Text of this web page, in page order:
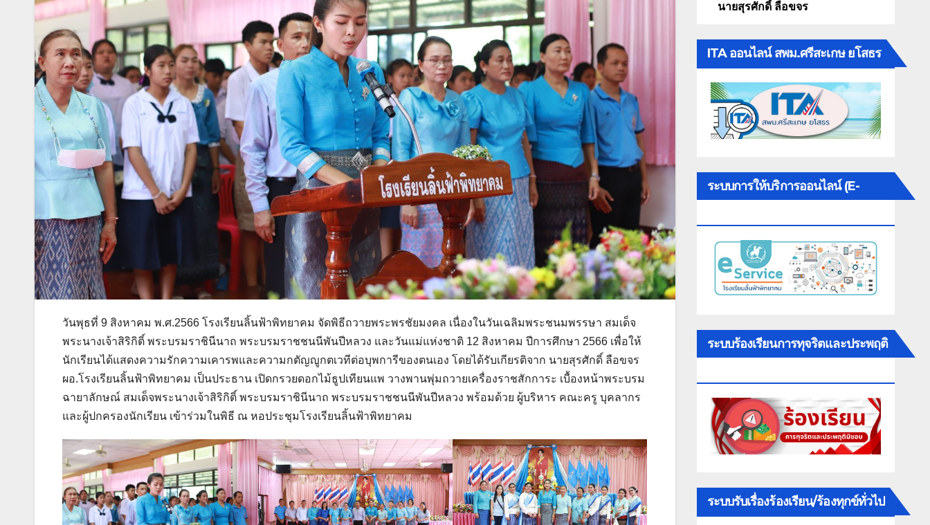
วันพุธที่ 9 สิงหาคม พ.ศ.2566 โรงเรียนลิ้นฟ้าพิทยาคม จัดพิธีถวายพระพรชัยมงคล เนื่องในวันเฉลิมพระชนมพรรษา สมเด็จ
พระนางเจ้าสิริกิติ์ พระบรมราชินีนาถ พระบรมราชชนนีพันปีหลวง และวันแม่แห่งชาติ 12 สิงหาคม ปีการศึกษา 2566 เพื่อให้
นักเรียนได้แสดงความรักความเคารพและความกตัญญูกตเวทีต่อบุพการีของตนเอง โดยได้รับเกียรติจาก นายสุรศักดิ์ ลือขจร
ผอ.โรงเรียนลิ้นฟ้าพิทยาคม เป็นประธาน เปิดกรวยดอกไม้ธูปเทียนแพ วางพานพุ่มถวายเครื่องราชสักการะ เบื้องหน้าพระบรม
ฉายาลักษณ์ สมเด็จพระนางเจ้าสิริกิติ์ พระบรมราชินีนาถ พระบรมราชชนนีพันปีหลวง พร้อมด้วย ผู้บริหาร คณะครู บุคลากร
และผู้ปกครองนักเรียน เข้าร่วมในพิธี ณ หอประชุมโรงเรียนลิ้นฟ้าพิทยาคม
นายสุรศักดิ์ ลือขจร
ITA ออนไลน์ สพม.ศรีสะเกษ ยโสธร
ระบบการให้บริการออนไลน์ (E-
ระบบร้องเรียนการทุจริตและประพฤติ
ระบบรับเรื่องร้องเรียน/ร้องทุกข์ทั่วไป